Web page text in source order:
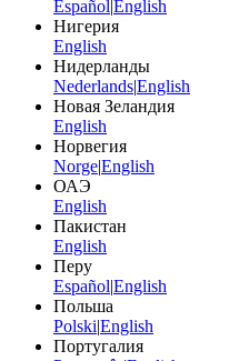
Español|English
Нигерия
English
Нидерланды
Nederlands|English
Новая Зеландия
English
Норвегия
Norge|English
ОАЭ
English
Пакистан
English
Перу
Español|English
Польша
Polski|English
Португалия